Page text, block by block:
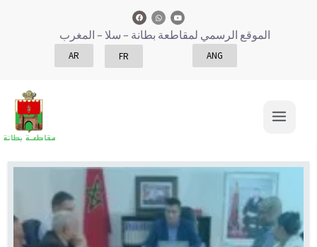
الموقع الرسمي لمقاطعة بطانة – سلا – المغرب
AR FR ANG